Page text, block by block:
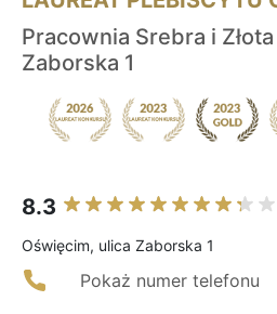
Pracownia Srebra i
Zaborska 1
8.3
Oświęcim, ulica Zaborska 1
Pokaż numer telefonu